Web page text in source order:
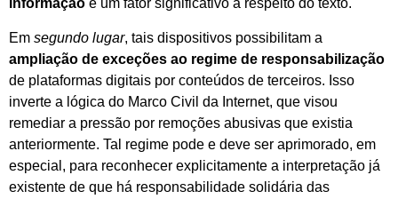
informação é um fator significativo a respeito do texto.
Em segundo lugar, tais dispositivos possibilitam a
ampliação de exceções ao regime de responsabilização
de plataformas digitais por conteúdos de terceiros. Isso
inverte a lógica do Marco Civil da Internet, que visou
remediar a pressão por remoções abusivas que existia
anteriormente. Tal regime pode e deve ser aprimorado, em
especial, para reconhecer explicitamente a interpretação já
existente de que há responsabilidade solidária das